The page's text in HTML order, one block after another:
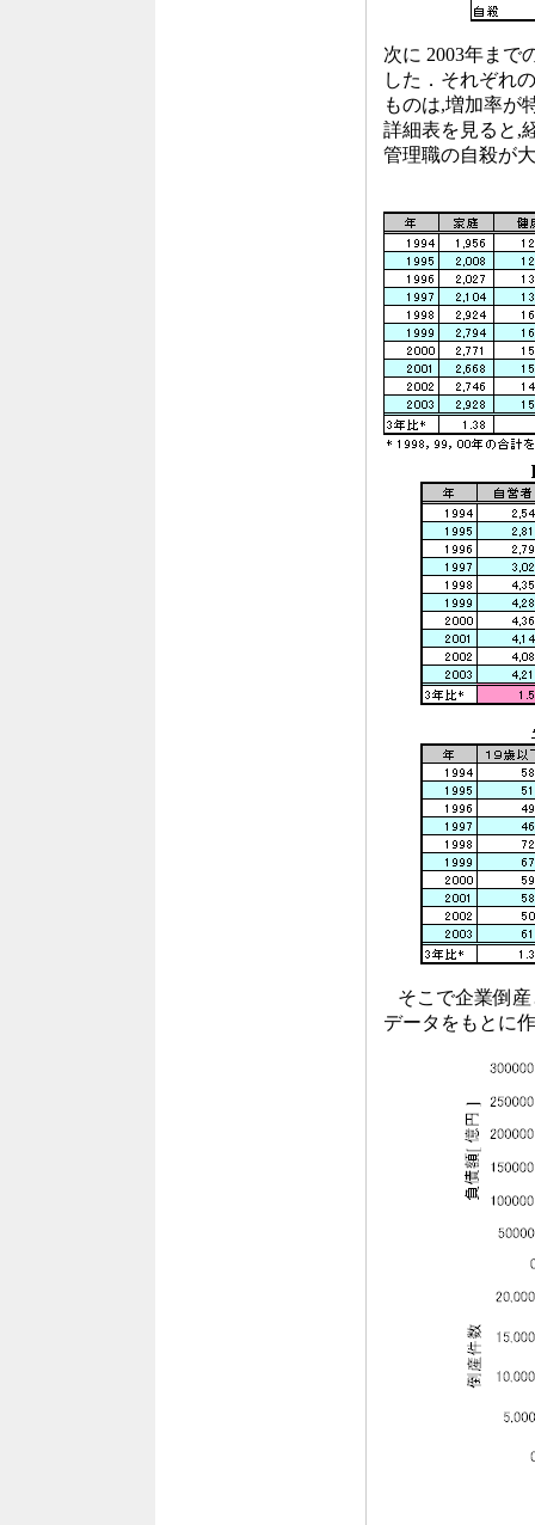
次に 2003年まで
した．それぞれ
ものは,増加率が
詳細表を見ると,
管理職の自殺が
そこで企業倒産
データをもとに